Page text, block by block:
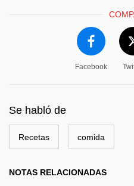
Facebook
Se habló de
Recetas comida
NOTAS RELACIONADAS